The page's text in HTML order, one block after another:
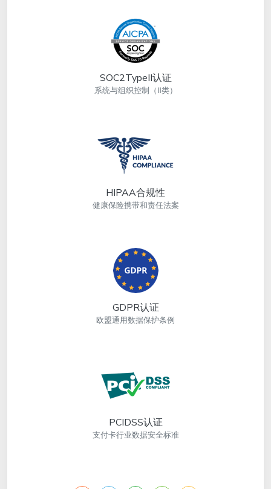
SOC2TypeII认证
系统与组织控制（Ⅱ类）
HIPAA合规性
健康保险携带和责任法案
GDPR认证
欧盟通用数据保护条例
PCIDSS认证
支付卡行业数据安全标准